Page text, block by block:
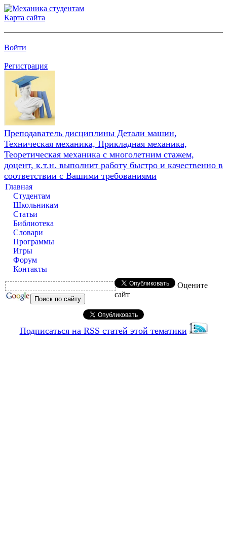
Карта сайта
Войти
Регистрация
Преподаватель дисциплины Детали машин,
Техническая механика, Прикладная механика,
Теоретическая механика с многолетним стажем,
доцент, к.т.н. выполнит работу быстро и качественно в
соответствии с Вашими требованиями
Главная
Студентам
Школьникам
Статьи
Библиотека
Словари
Программы
Игры
Форум
Контакты
Оцените
сайт
Подписаться на RSS статей этой тематики